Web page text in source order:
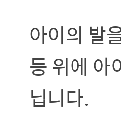
아이의 발
등 위에 아
닙니다.